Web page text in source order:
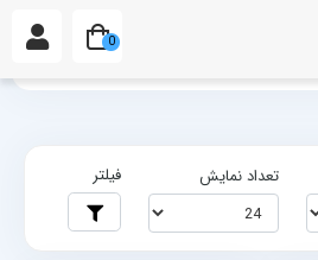
تعداد نمایش فیلتر
0